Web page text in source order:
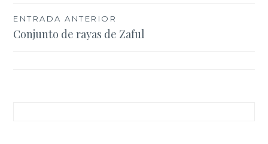
Navegación
de
ENTRADA ANTERIOR
Conjunto de rayas de Zaful